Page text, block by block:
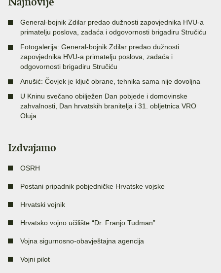
General-bojnik Zdilar predao dužnosti zapovjednika HVU-a
primatelju poslova, zadaća i odgovornosti brigadiru Stručiću
Fotogalerija: General-bojnik Zdilar predao dužnosti
zapovjednika HVU-a primatelju poslova, zadaća i
odgovornosti brigadiru Stručiću
Anušić: Čovjek je ključ obrane, tehnika sama nije dovoljna
U Kninu svečano obilježen Dan pobjede i domovinske
zahvalnosti, Dan hrvatskih branitelja i 31. obljetnica VRO
Oluja
Izdvajamo
OSRH
Postani pripadnik pobjedničke Hrvatske vojske
Hrvatski vojnik
Hrvatsko vojno učilište “Dr. Franjo Tuđman”
Vojna sigurnosno-obavještajna agencija
Vojni pilot